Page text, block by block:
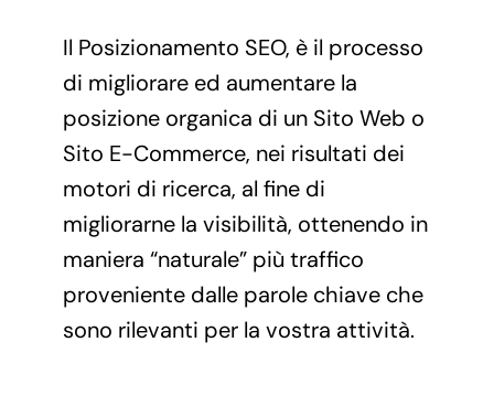
Il Posizionamento SEO, è il processo
di migliorare ed aumentare la
posizione organica di un Sito Web o
Sito E-Commerce, nei risultati dei
motori di ricerca, al fine di
migliorarne la visibilità, ottenendo in
maniera “naturale” più traffico
proveniente dalle parole chiave che
sono rilevanti per la vostra attività.